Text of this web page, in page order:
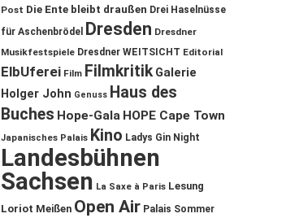
Post Die Ente bleibt draußen Drei Haselnüsse
für Aschenbrödel
Dresden Dresdner
Musikfestspiele Dresdner WEITSICHT Editorial
ElbUferei Film Filmkritik Galerie
Holger John Genuss Haus des
Buches Hope-Gala HOPE Cape Town
Japanisches Palais Kino Ladys Gin Night
Landesbühnen
Sachsen La Saxe à Paris Lesung
Loriot Meißen Open Air Palais Sommer